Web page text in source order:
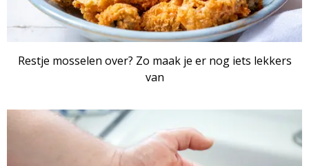
Restje mosselen over? Zo maak je er nog iets lekkers
van